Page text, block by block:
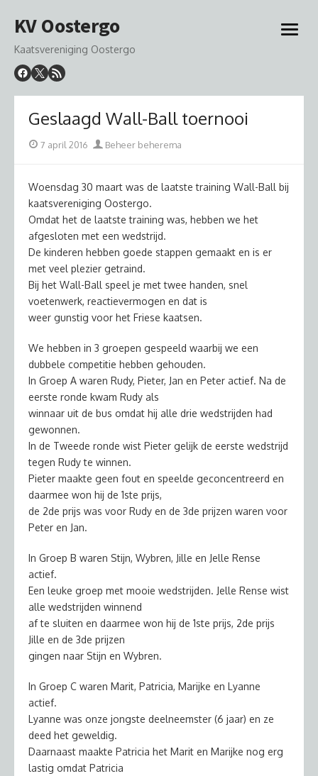
naar
inhoud
KV Oostergo
Kaatsvereniging Oostergo
open
Geslaagd Wall-Ball toernooi
Geplaatst
7 april 2016 Auteur
Beheer beherema
Woensdag 30 maart was de laatste training Wall-Ball bij
kaatsvereniging Oostergo.
Omdat het de laatste training was, hebben we het
afgesloten met een wedstrijd.
De kinderen hebben goede stappen gemaakt en is er
met veel plezier getraind.
Bij het Wall-Ball speel je met twee handen, snel
voetenwerk, reactievermogen en dat is
weer gunstig voor het Friese kaatsen.
We hebben in 3 groepen gespeeld waarbij we een
dubbele competitie hebben gehouden.
In Groep A waren Rudy, Pieter, Jan en Peter actief. Na de
eerste ronde kwam Rudy als
winnaar uit de bus omdat hij alle drie wedstrijden had
gewonnen.
In de Tweede ronde wist Pieter gelijk de eerste wedstrijd
tegen Rudy te winnen.
Pieter maakte geen fout en speelde geconcentreerd en
daarmee won hij de 1ste prijs,
de 2de prijs was voor Rudy en de 3de prijzen waren voor
Peter en Jan.
In Groep B waren Stijn, Wybren, Jille en Jelle Rense
actief.
Een leuke groep met mooie wedstrijden. Jelle Rense wist
alle wedstrijden winnend
af te sluiten en daarmee won hij de 1ste prijs, 2de prijs
Jille en de 3de prijzen
gingen naar Stijn en Wybren.
In Groep C waren Marit, Patricia, Marijke en Lyanne
actief.
Lyanne was onze jongste deelneemster (6 jaar) en ze
deed het geweldig.
Daarnaast maakte Patricia het Marit en Marijke nog erg
lastig omdat Patricia